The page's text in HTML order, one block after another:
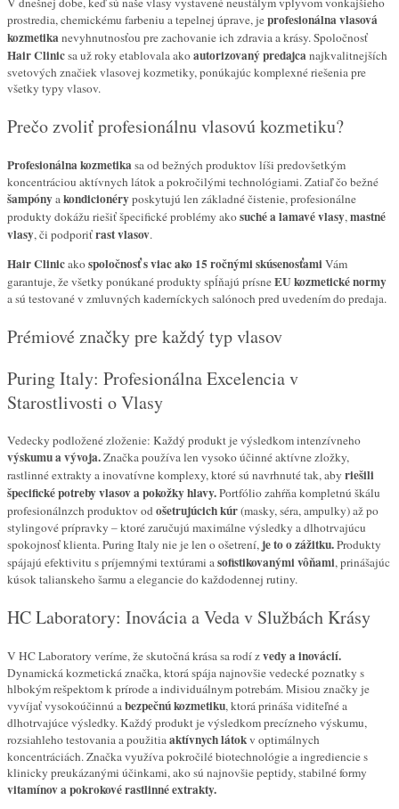
prostredia, chemickému farbeniu a tepelnej úprave, jeprofesionálna vlasová
kozmetikanevyhnutnosťou pre zachovanie ich zdravia a krásy. Spoločnosť
Hair Clinicsa už roky etablovala akoautorizovaný predajcanajkvalitnejších
svetových značiek vlasovej kozmetiky, ponúkajúc komplexné riešenia pre
všetky typy vlasov.
Prečo zvoliť profesionálnu vlasovú kozmetiku?
Profesionálna kozmetikasa od bežných produktov líši predovšetkým
koncentráciou aktívnych látok a pokročilými technológiami. Zatiaľ čo bežné
šampónyakondicionéryposkytujú len základné čistenie, profesionálne
produkty dokážu riešiť špecifické problémy akosuché a lamavé vlasy,mastné
vlasy, či podporiťrast vlasov.
Hair Clinicakospoločnosť s viac ako 15 ročnými skúsenosťamiVám
garantuje, že všetky ponúkané produkty spĺňajú prísneEU kozmetické normy
a sú testované v zmluvných kaderníckych salónoch pred uvedením do predaja.
Prémiové značky pre každý typ vlasov
Puring Italy: Profesionálna Excelencia v
Starostlivosti o Vlasy
Vedecky podložené zloženie: Každý produkt je výsledkom intenzívneho
výskumu a vývoja.Značka používa len vysoko účinné aktívne zložky,
rastlinné extrakty a inovatívne komplexy, ktoré sú navrhnuté tak, aby riešili
špecifické potreby vlasov a pokožky hlavy.Portfólio zahŕňa kompletnú škálu
profesionálnzch produktov odošetrujúcich kúr(masky, séra, ampulky) až po
stylingové prípravky – ktoré zaručujú maximálne výsledky a dlhotrvajúcu
spokojnosť klienta. Puring Italy nie je len o ošetrení, je to o zážitku.Produkty
spájajú efektivitu s príjemnými textúrami asofistikovanými vôňami, prinášajúc
kúsok talianskeho šarmu a elegancie do každodennej rutiny.
HC Laboratory: Inovácia a Veda v Službách Krásy
V HC Laboratory veríme, že skutočná krása sa rodí zvedy a inovácií.
Dynamická kozmetická značka, ktorá spája najnovšie vedecké poznatky s
hlbokým rešpektom k prírode a individuálnym potrebám. Misiou značky je
vyvíjať vysokoúčinnú abezpečnú kozmetiku, ktorá prináša viditeľné a
dlhotrvajúce výsledky. Každý produkt je výsledkom precízneho výskumu,
rozsiahleho testovania a použitiaaktívnych látokv optimálnych
koncentráciách. Značka využíva pokročilé biotechnológie a ingrediencie s
klinicky preukázanými účinkami, ako sú najnovšie peptidy, stabilné formy
vitamínov a pokrokové rastlinné extrakty.